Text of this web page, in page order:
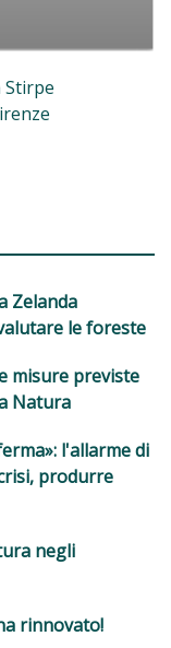
Stirpe
Zelanda
le foreste
misure previste
Natura
l'allarme di
produrre
negli
rinnovato!